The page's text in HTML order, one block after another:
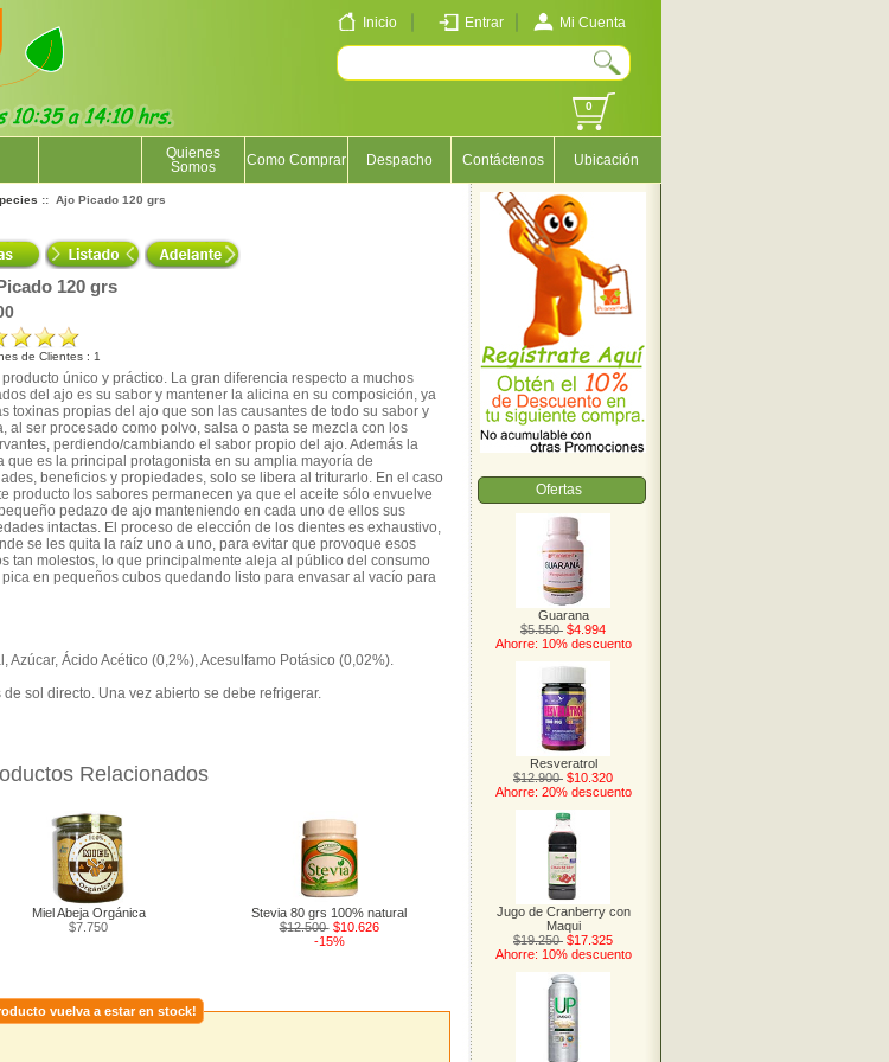
Inicio Entrar Mi Cuenta
0
Quienes
Somos
Como Comprar Despacho Contáctenos Ubicación
:: Ajo Picado 120 grs
120 grs
de Clientes : 1
producto único y práctico. La gran diferencia respecto a muchos
del ajo es su sabor y mantener la alicina en su composición, ya
toxinas propias del ajo que son las causantes de todo su sabor y
al ser procesado como polvo, salsa o pasta se mezcla con los
perdiendo/cambiando el sabor propio del ajo. Además la
que es la principal protagonista en su amplia mayoría de
beneficios y propiedades, solo se libera al triturarlo. En el caso
producto los sabores permanecen ya que el aceite sólo envuelve
pedazo de ajo manteniendo en cada uno de ellos sus
intactas. El proceso de elección de los dientes es exhaustivo,
se les quita la raíz uno a uno, para evitar que provoque esos
tan molestos, lo que principalmente aleja al público del consumo
en pequeños cubos quedando listo para envasar al vacío para
Ácido Acético (0,2%), Acesulfamo Potásico (0,02%).
sol directo. Una vez abierto se debe refrigerar.
Relacionados
Miel Abeja Orgánica
$7.750
Stevia 80 grs 100% natural
$12.500 $10.626
-15%
vuelva a estar en stock!
Ofertas
Guarana
$5.550 $4.994
Ahorre: 10% descuento
Resveratrol
$12.900 $10.320
Ahorre: 20% descuento
Jugo de Cranberry con
Maqui
$19.250 $17.325
Ahorre: 10% descuento